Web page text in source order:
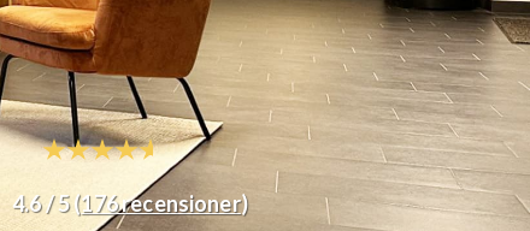
4.6 / 5 (176 recensioner)